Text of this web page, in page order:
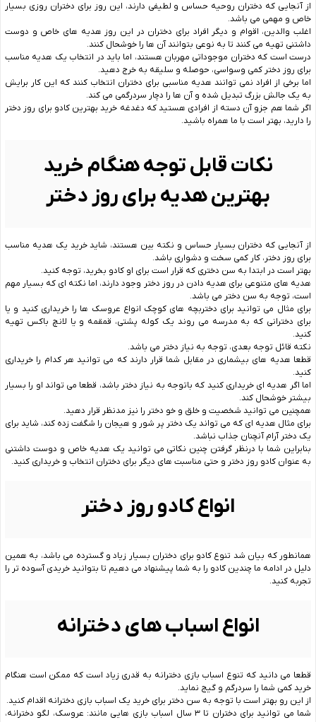
از آنجایی که دختران روحیه حساس و لطیفی دارند، این روز برای دختران روزی بسیار
خاص و مهمی می باشد.
اغلب والدین، اقوام و دیگر افراد برای دختران در این روز هدیه های خاص و دوست
داشتنی تهیه می کنند تا به نوعی بتوانند آن ها را خوشحال کنند.
درست است که دختران موجوداتی مهربان هستند، اما باید در انتخاب یک هدیه مناسب
برای روز دختر کمی وسواسی، حوصله و سلیقه به خرج دهید.
اما برخی از افراد نمی توانند هدیه مناسبی برای دختران انتخاب کنند که این کار برایش
به یک جالش بزرگ تبدیل شده و آن ها را دچار سردرگمی می کند.
اگر شما هم جزو آن دسته از افرادی هستید که دغدغه خرید بهترین کادو برای روز دختر
را دارید، بهتر است با ما همراه باشید.
نکات قابل توجه هنگام خرید
بهترین هدیه برای روز دختر
از آنجایی که دختران بسیار حساس و نکته بین هستند، شاید خرید یک هدیه مناسب
برای روز دختر، کار کمی سخت و دشواری باشد.
بهتر است در ابتدا به سن دختری که قرار است برای او کادو بخرید، توجه کنید.
هدیه های متنوعی برای هدیه دادن در روز دختر وجود دارند، اما نکته ای که بسیار مهم
است، توجه به سن دختر می باشد.
برای مثال می توانید برای دختربچه های کوچک انواع عروسک ها را خریداری کنید و یا
برای دخترانی که به مدرسه می روند یک کوله پشتی، قمقمه و یا لانچ باکس تهیه
کنید.
نکته قائل توجه بعدی، توجه به نیاز دختر می باشد.
قطعا هدیه های بیشماری در مقابل شما قرار دارند که می توانید هر کدام را خریداری
کنید.
اما اگر هدیه ای خریداری کنید که باتوجه به نیاز دختر باشد، قطعا می تواند او را بسیار
بیشتر خوشحال کند.
همچنین می‌ توانید شخصیت و خلق و خو دختر را نیز مدنظر قرار دهید.
برای مثال هدیه ای که می تواند یک دختر پر شور و هیجان را شگفت زده کند، شاید برای
یک دختر آرام آنچنان جذاب نباشد.
بنابراین شما با درنظر گرفتن چنین نکاتی می توانید یک هدیه خاص و دوست داشتنی
به عنوان کادو روز دختر و حتی مناسبت های دیگر برای دختران انتخاب و خریداری کنید.
انواع کادو روز دختر
همانطور که بیان شد تنوع کادو برای دختران بسیار زیاد و گسترده می باشد، به همین
دلیل در ادامه ما چندین کادو را به شما پیشنهاد می دهیم تا بتوانید خریدی آسوده تر را
تجربه کنید.
انواع اسباب های دخترانه
قطعا می دانید که تنوع اسباب بازی دخترانه به قدری زیاد است که ممکن است هنگام
خرید کمی شما را سردرگم و گیج نماید.
از این رو بهتر است با توجه به سن دختر برای خرید یک اسباب بازی دخترانه اقدام کنید.
شما می توانید برای دختران تا ۳ سال اسباب بازی هایی مانند: عروسک، لگو دخترانه،